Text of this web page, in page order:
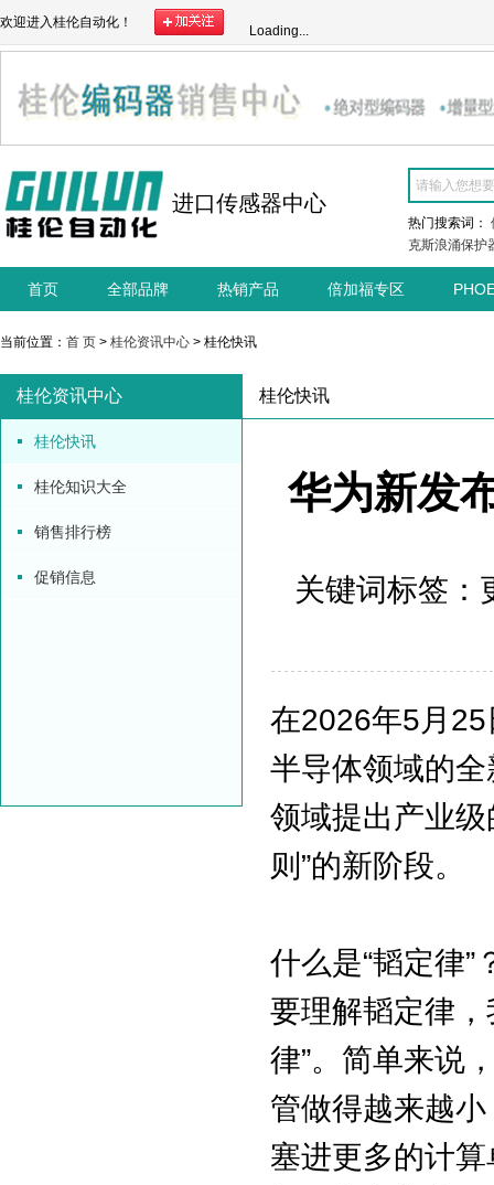
欢迎进入桂伦自动化！
Loading...
进口传感器中心
热门搜索词：
克斯浪涌保护
首页 全部品牌 热销产品 倍加福专区
当前位置： 首 页 > 桂伦资讯中心 > 桂伦快讯
桂伦资讯中心
桂伦快讯
桂伦知识大全
销售排行榜
促销信息
桂伦快讯
华为新发
关键词标签
在2026年5月
半导体领域的
领域提出产业级
则”的新阶段。
什么是“韬定律”
要理解韬定律
律”。简单来说
管做得越来越
塞进更多的计